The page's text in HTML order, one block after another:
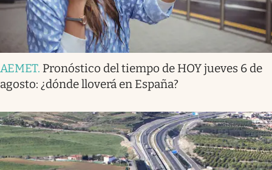
AEMET. Pronóstico del tiempo de HOY jueves 6 de
agosto: ¿dónde lloverá en España?